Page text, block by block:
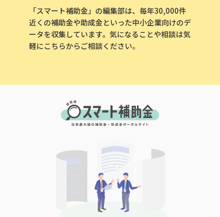
「スマート補助金」の編集部は、毎年30,000件
近くの補助金や助成金といった中小企業向けのデ
ータを収集しています。気になることや相談は気
軽にこちらからご相談ください。